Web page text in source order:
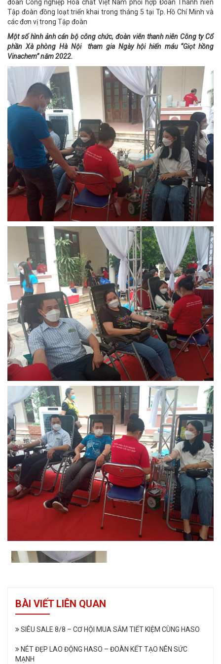
đoàn Công nghiệp Hóa chất Việt Nam phối hợp Đoàn Thanh niên
Tập đoàn đồng loạt triển khai trong tháng 5 tại Tp. Hồ Chí Minh và
các đơn vị trong Tập đoàn
Một số hình ảnh cán bộ công chức, đoàn viên thanh niên Công ty Cổ
phần Xà phòng Hà Nội tham gia Ngày hội hiến máu “Giọt hồng
Vinachem” năm 2022.
BÀI VIẾT LIÊN QUAN
SIÊU SALE 8/8 – CƠ HỘI MUA SẮM TIẾT KIỆM CÙNG HASO
NÉT ĐẸP LAO ĐỘNG HASO – ĐOÀN KẾT TẠO NÊN SỨC
MẠNH